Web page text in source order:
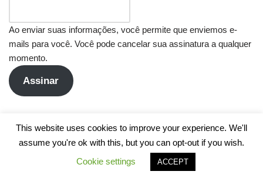
Ao enviar suas informações, você permite que enviemos e-
mails para você. Você pode cancelar sua assinatura a qualquer
momento.
Assinar
This website uses cookies to improve your experience. We'll
assume you're ok with this, but you can opt-out if you wish.
Cookie settings
ACCEPT